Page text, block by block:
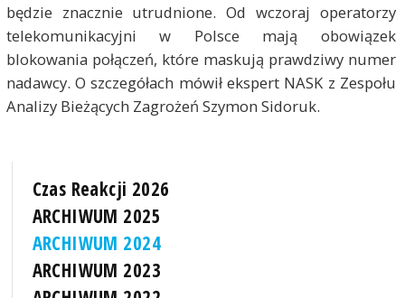
będzie znacznie utrudnione. Od wczoraj operatorzy
telekomunikacyjni w Polsce mają obowiązek
blokowania połączeń, które maskują prawdziwy numer
nadawcy. O szczegółach mówił ekspert NASK z Zespołu
Analizy Bieżących Zagrożeń Szymon Sidoruk.
Czas Reakcji 2026
ARCHIWUM 2025
ARCHIWUM 2024
ARCHIWUM 2023